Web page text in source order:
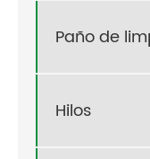
Paño de
Hilos